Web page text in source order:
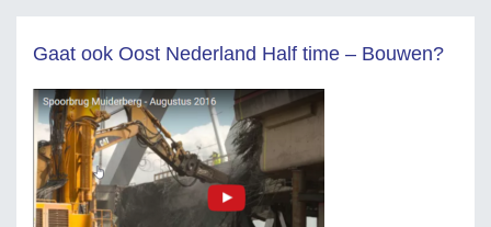
Gaat ook Oost Nederland Half time – Bouwen?